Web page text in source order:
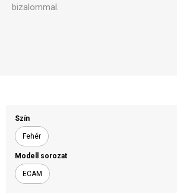
Szín
Fehér
Modell sorozat
ECAM
bizalommal.